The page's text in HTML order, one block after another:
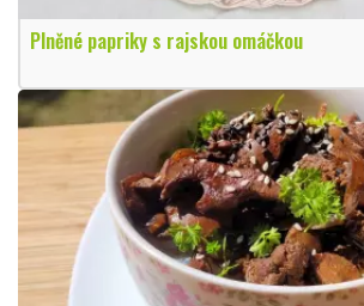
Plněné papriky s rajskou omáčkou